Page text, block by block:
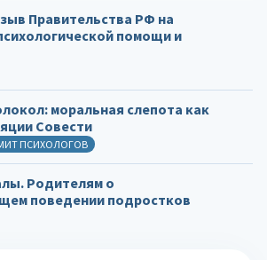
Правительства РФ на
помощи и
моральная слепота как
Совести
ПСИХОЛОГОВ
Родителям о
поведении подростков